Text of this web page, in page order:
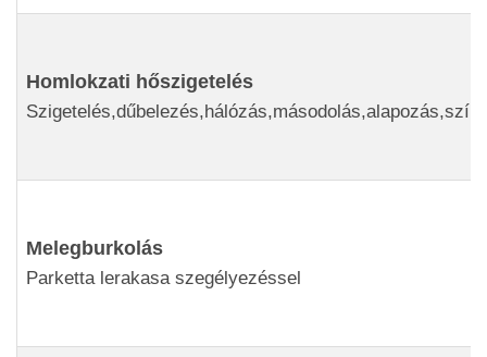
Homlokzati hőszigetelés
Melegburkolás
Parketta lerakasa szegélyezéssel